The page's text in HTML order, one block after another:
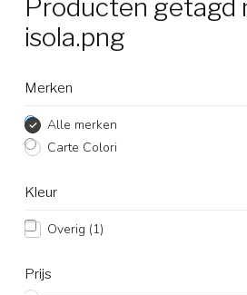
Producten
isola.png
Merken
Alle merken
Carte Colori
Kleur
Overig (1)
Prijs